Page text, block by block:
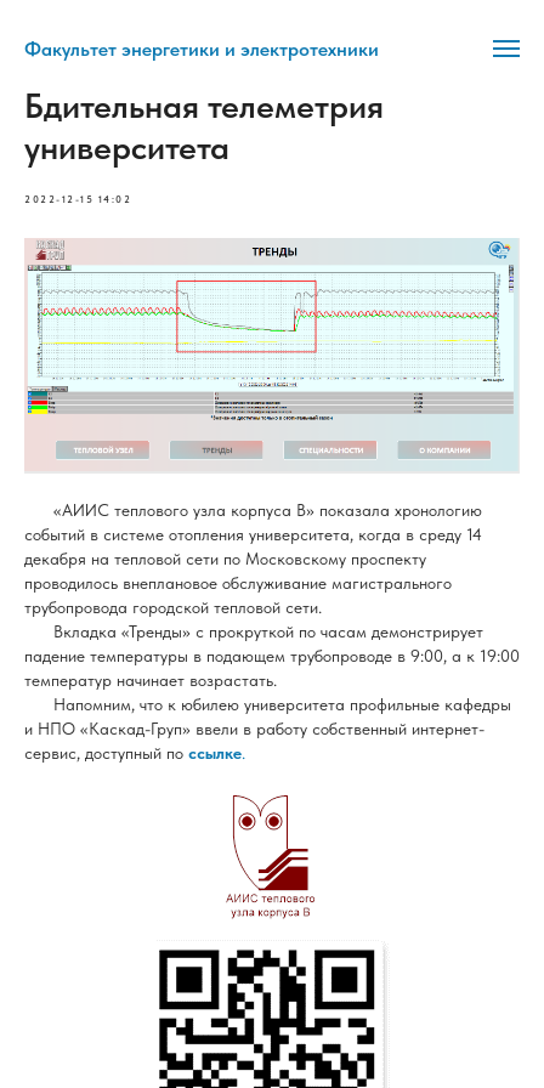
Факультет энергетики и электротехники
Бдительная телеметрия
университета
2022-12-15 14:02
«АИИС теплового узла корпуса В» показала хронологию
событий в системе отопления университета, когда в среду 14
декабря на тепловой сети по Московскому проспекту
проводилось внеплановое обслуживание магистрального
трубопровода городской тепловой сети.
Вкладка «Тренды» с прокруткой по часам демонстрирует
падение температуры в подающем трубопроводе в 9:00, а к 19:00
температур начинает возрастать.
Напомним, что к юбилею университета профильные кафедры
и НПО «Каскад-Груп» ввели в работу собственный интернет-
сервис, доступный по ссылке.